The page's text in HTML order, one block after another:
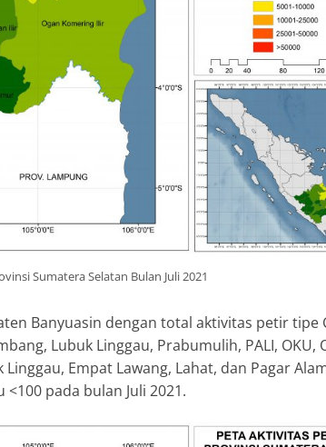
Sumatera Selatan Bulan Juli 2021
Banyuasin dengan total aktivitas petir tipe
Lubuk Linggau, Prabumulih, PALI, OKU,
Empat Lawang, Lahat, dan Pagar
pada bulan Juli 2021.